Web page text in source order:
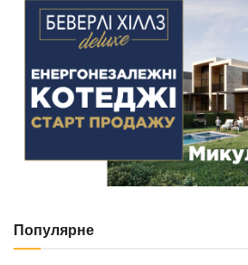
Популярне